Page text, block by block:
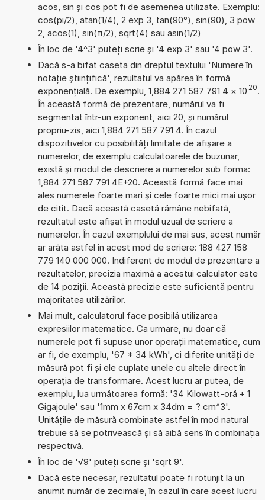
acos, sin și cos pot fi de asemenea utilizate. Exemplu:
cos(pi/2), atan(1/4), 2 exp 3, tan(90°), sin(90), 3 pow
2, acos(1), sin(π/2), sqrt(4) sau asin(1/2)
În loc de '4^3' puteți scrie și '4 exp 3' sau '4 pow 3'.
Dacă s-a bifat caseta din dreptul textului 'Numere în
notație științifică', rezultatul va apărea în formă
exponențială. De exemplu, 1,884 271 587 791 4 × 10 20.
În această formă de prezentare, numărul va fi
segmentat într-un exponent, aici 20, și numărul
propriu-zis, aici 1,884 271 587 791 4. În cazul
dispozitivelor cu posibilități limitate de afișare a
numerelor, de exemplu calculatoarele de buzunar,
există și modul de descriere a numerelor sub forma:
1,884 271 587 791 4E+20. Această formă face mai
ales numerele foarte mari și cele foarte mici mai ușor
de citit. Dacă această casetă rămâne nebifată,
rezultatul este afișat în modul uzual de scriere a
numerelor. În cazul exemplului de mai sus, acest număr
ar arăta astfel în acest mod de scriere: 188 427 158
779 140 000 000. Indiferent de modul de prezentare a
rezultatelor, precizia maximă a acestui calculator este
de 14 poziții. Această precizie este suficientă pentru
majoritatea utilizărilor.
Mai mult, calculatorul face posibilă utilizarea
expresiilor matematice. Ca urmare, nu doar că
numerele pot fi supuse unor operații matematice, cum
ar fi, de exemplu, '67 * 34 kWh', ci diferite unități de
măsură pot fi și ele cuplate unele cu altele direct în
operația de transformare. Acest lucru ar putea, de
exemplu, lua următoarea formă: '34 Kilowatt-oră + 1
Gigajoule' sau '1mm x 67cm x 34dm = ? cm^3'.
Unitățile de măsură combinate astfel în mod natural
trebuie să se potrivească și să aibă sens în combinația
respectivă.
În loc de '√9' puteți scrie și 'sqrt 9'.
Dacă este necesar, rezultatul poate fi rotunjit la un
anumit număr de zecimale, în cazul în care acest lucru